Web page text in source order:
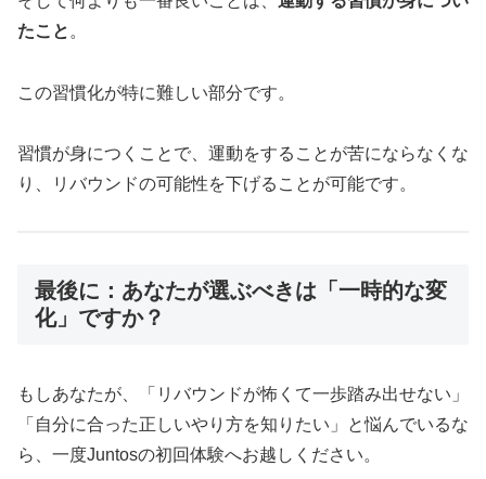
たこと 。
この習慣化が特に難しい部分です。
習慣が身につくことで、運動をすることが苦にならなくな
り、リバウンドの可能性を下げることが可能です。
最後に：あなたが選ぶべきは「一時的な変
化」ですか？
もしあなたが、「リバウンドが怖くて一歩踏み出せない」
「自分に合った正しいやり方を知りたい」と悩んでいるな
ら、一度Juntosの初回体験へお越しください。